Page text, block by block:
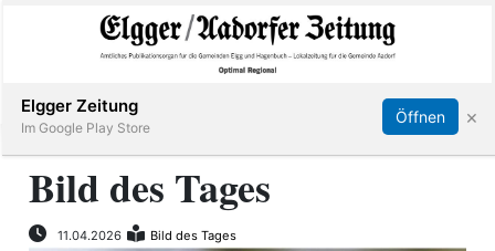
Elgg
Abonnieren Online Anmelden Anmelden
Bild des Tages
11.04.2026 Bild des Tages
Elgger Zeitung
Im Google Play Store
Öffnen ×